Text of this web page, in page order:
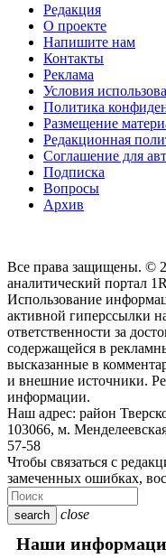
Редакция
О проекте
Напишите нам
Контакты
Реклама
Условия
Политика
Размещение
Редакционная
Соглашение для
Подписка
Вопросы
Архив
Все права защищены. ©
аналитический портал
Использование
активной гиперссылки
ответственности за
содержащейся в
высказанные в
и внешние источники.
информации.
Наш адрес: район
103066, м.
57-58
Чтобы связаться с
замеченных ошибках,
search close
Наши